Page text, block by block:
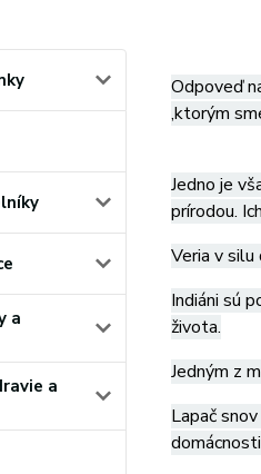
a
a
Odpoveď
,ktorým
Jedno je
prírodou.
Veria v silu
Indiáni sú
života.
Jedným z
Lapač